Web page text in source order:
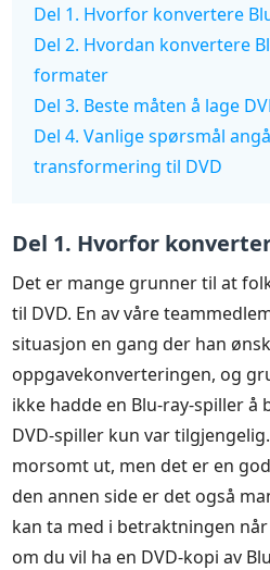
Del 1. Hvorfor konvertere
Del 2. Hvordan konvertere
formater
Del 3. Beste måten å lage
Del 4. Vanlige spørsmål
transformering til DVD
Del 1. Hvorfor
Det er mange grunner til at
til DVD. En av våre
situasjon en gang der han
oppgavekonverteringen, og
ikke hadde en Blu-ray-spiller å
DVD-spiller kun var
morsomt ut, men det er en
den annen side er det også
kan ta med i betraktningen
om du vil ha en DVD-kopi av